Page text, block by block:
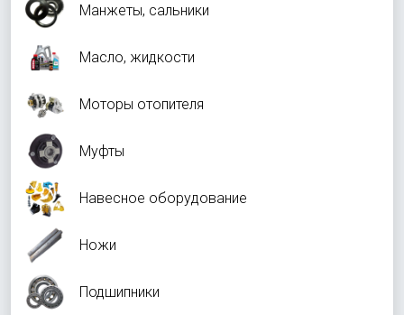
Манжеты, сальники
Масло, жидкости
Моторы отопителя
Муфты
Навесное оборудование
Ножи
Подшипники